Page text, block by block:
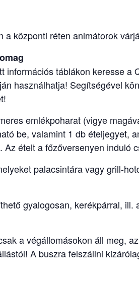
a központi réten animátorok
információs táblákon keresse a
használhatja! Segítségével
emlékpoharat (vigye
be, valamint 1 db ételjegyet,
ételt a főzőversenyen induló
palacsintára vagy grill-
gyalogosan, kerékpárral,
a végállomásokon áll meg,
A buszra felszállni